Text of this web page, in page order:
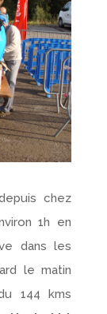
chez
1h en
dans les
le matin
144 kms